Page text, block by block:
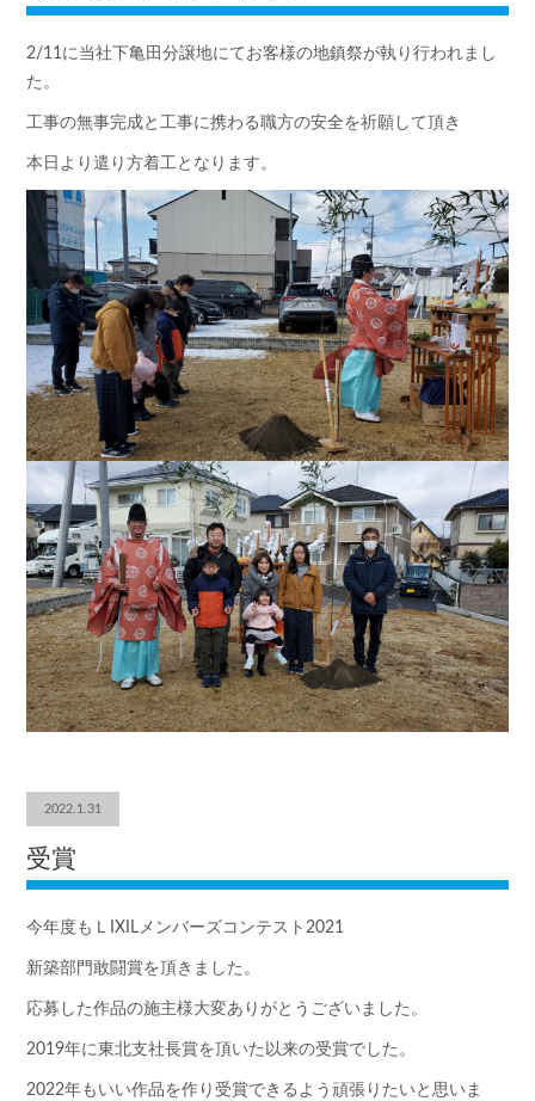
2/11に当社下亀田分譲地にてお客様の地鎮祭が執り行われまし
た。
工事の無事完成と工事に携わる職方の安全を祈願して頂き
本日より遣り方着工となります。
2022.1.31
受賞
今年度もＬIXILメンバーズコンテスト2021
新築部門敢闘賞を頂きました。
応募した作品の施主様大変ありがとうございました。
2019年に東北支社長賞を頂いた以来の受賞でした。
2022年もいい作品を作り受賞できるよう頑張りたいと思いま